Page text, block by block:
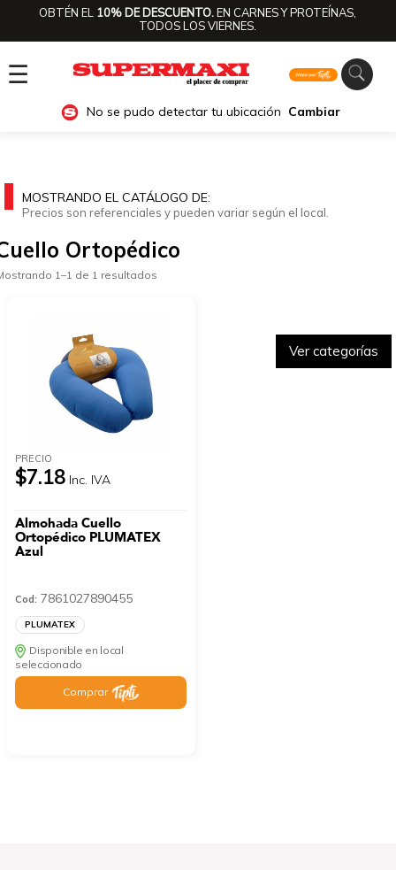
OBTÉN EL 10% DE DESCUENTO.EN CARNES Y PROTEÍNAS,
TODOS LOS VIERNES.
☰
No se pudo detectar tu ubicación Cambiar
Ver categorías
MOSTRANDO EL CATÁLOGO DE:
Precios son referenciales y pueden variar según el local.
Ortopédico
1–1 de 1 resultados
PRECIO
$7.18 Inc. IVA
Almohada Cuello
Ortopédico PLUMATEX
Azul
Cod: 7861027890455
PLUMATEX
Disponible en local
seleccionado
Comprar